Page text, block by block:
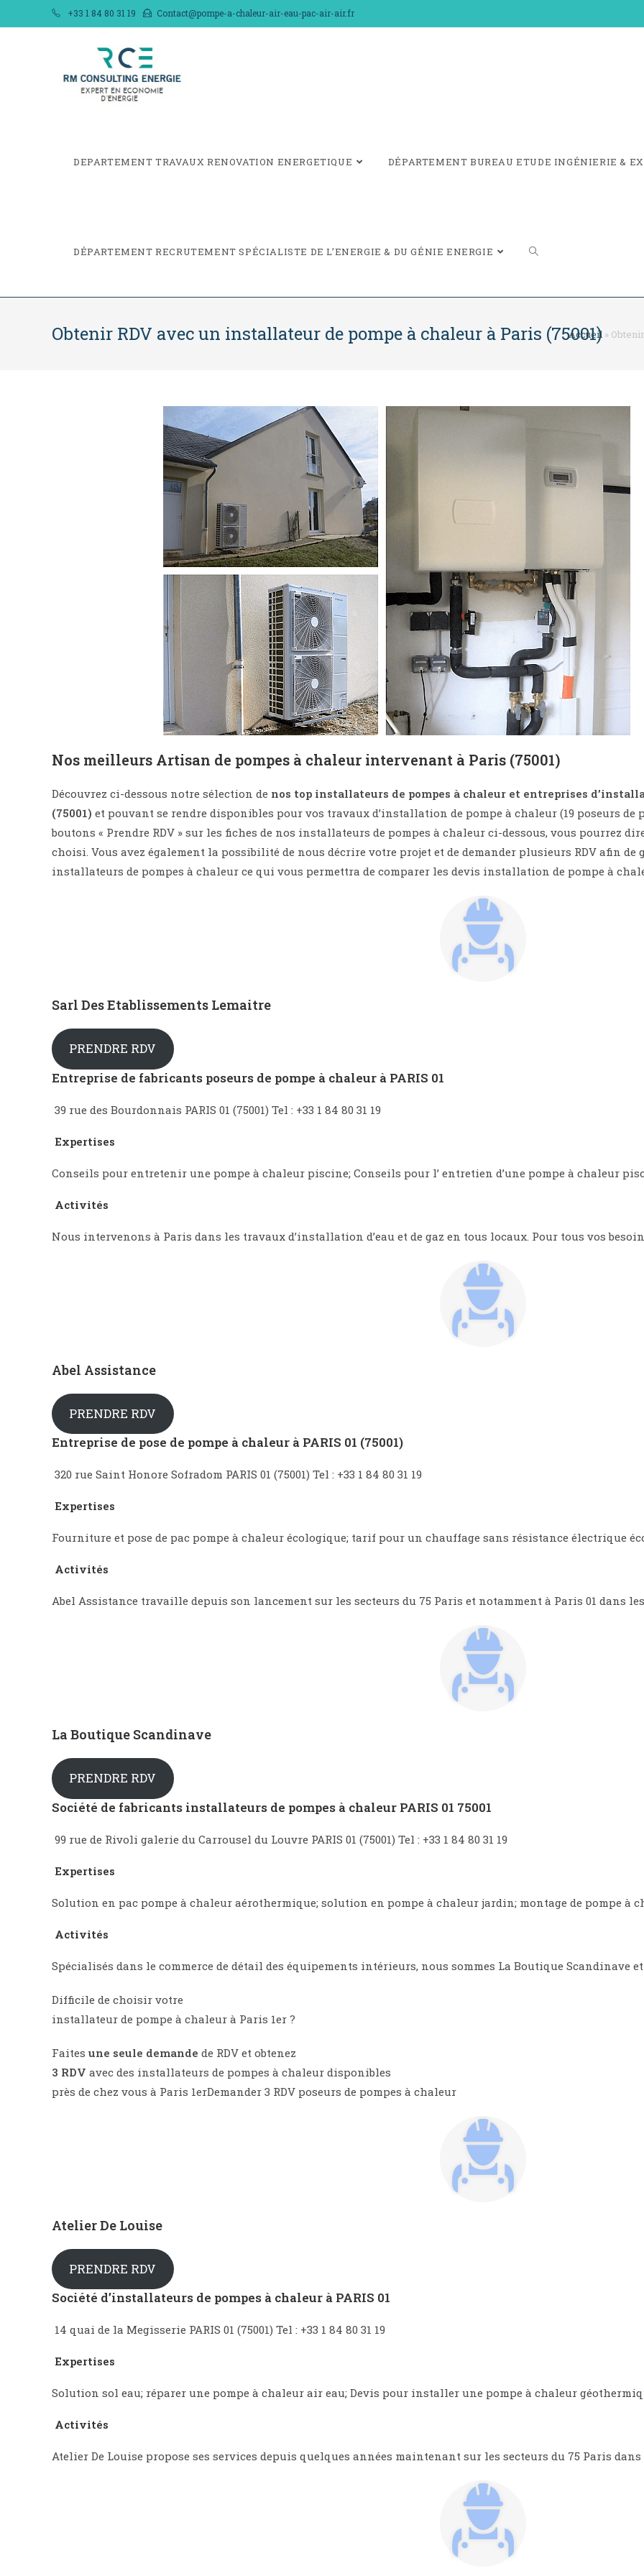
to
+33 1 84 80 31 19 Contact@pompe-a-chaleur-air-eau-pac-air-air.fr
DEPARTEMENT TRAVAUX RENOVATION ENERGETIQUE DÉPARTEMENT BUREAU ETUDE INGÉNIERIE &
DÉPARTEMENT RECRUTEMENT SPÉCIALISTE DE L’ENERGIE & DU GÉNIE ENERGIE
Obtenir RDV avec un installateur de pompe à chaleur à Paris (75001)
Accueil »
Nos meilleurs Artisan de pompes à chaleur intervenant à Paris (75001)
Découvrez ci-dessous notre sélection de nos top installateurs de pompes à chaleur et entreprises
(75001) et pouvant se rendre disponibles pour vos travaux d’installation de pompe à chaleur (19 poseurs de
boutons « Prendre RDV » sur les fiches de nos installateurs de pompes à chaleur ci-dessous, vous pourrez
choisi. Vous avez également la possibilité de nous décrire votre projet et de demander plusieurs RDV afin
installateurs de pompes à chaleur ce qui vous permettra de comparer les devis installation de pompe à
Sarl Des Etablissements Lemaitre
PRENDRE RDV
Entreprise de fabricants poseurs de pompe à chaleur à PARIS 01
39 rue des Bourdonnais PARIS 01 (75001) Tel : +33 1 84 80 31 19
Expertises
Conseils pour entretenir une pompe à chaleur piscine; Conseils pour l’ entretien d’une pompe à chaleur
Activités
Nous intervenons à Paris dans les travaux d’installation d’eau et de gaz en tous locaux. Pour tous vos
Abel Assistance
PRENDRE RDV
Entreprise de pose de pompe à chaleur à PARIS 01 (75001)
320 rue Saint Honore Sofradom PARIS 01 (75001) Tel : +33 1 84 80 31 19
Expertises
Fourniture et pose de pac pompe à chaleur écologique; tarif pour un chauffage sans résistance électrique
Activités
Abel Assistance travaille depuis son lancement sur les secteurs du 75 Paris et notamment à Paris 01 dans
La Boutique Scandinave
PRENDRE RDV
Société de fabricants installateurs de pompes à chaleur PARIS 01 75001
99 rue de Rivoli galerie du Carrousel du Louvre PARIS 01 (75001) Tel : +33 1 84 80 31 19
Expertises
Solution en pac pompe à chaleur aérothermique; solution en pompe à chaleur jardin; montage de pompe à
Activités
Spécialisés dans le commerce de détail des équipements intérieurs, nous sommes La Boutique Scandinave et
Difficile de choisir votre
installateur de pompe à chaleur à Paris 1er ?
Faites une seule demande de RDV et obtenez
3 RDV avec des installateurs de pompes à chaleur disponibles
près de chez vous à Paris 1erDemander 3 RDV poseurs de pompes à chaleur
Atelier De Louise
PRENDRE RDV
Société d’installateurs de pompes à chaleur à PARIS 01
14 quai de la Megisserie PARIS 01 (75001) Tel : +33 1 84 80 31 19
Expertises
Solution sol eau; réparer une pompe à chaleur air eau; Devis pour installer une pompe à chaleur
Activités
Atelier De Louise propose ses services depuis quelques années maintenant sur les secteurs du 75 Paris dans